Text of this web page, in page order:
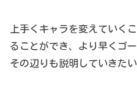
上手くキャラを変えていく
ることができ、より早くゴ
その辺りも説明していきた